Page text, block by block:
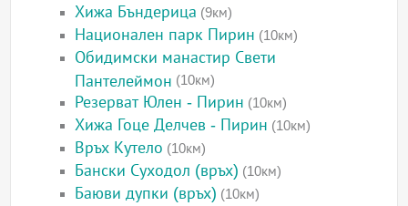
Хижа Бъндерица (9км)
Национален парк Пирин (10км)
Обидимски манастир Свети
Пантелеймон (10км)
Резерват Юлен - Пирин (10км)
Хижа Гоце Делчев - Пирин (10км)
Връх Кутело (10км)
Бански Суходол (връх) (10км)
Баюви дупки (връх) (10км)